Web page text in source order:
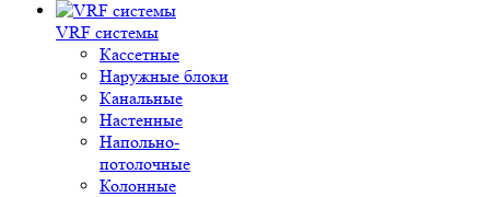
VRF системы
Кассетные
Наружные блоки
Канальные
Настенные
Напольно-
потолочные
Колонные